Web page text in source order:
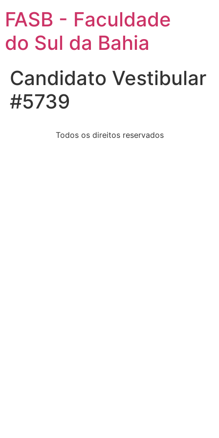
FASB - Faculdade
do Sul da Bahia
Candidato Vestibular
#5739
Todos os direitos reservados